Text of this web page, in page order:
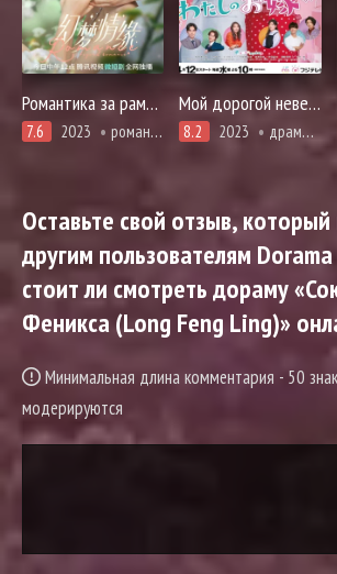
Романтика за рамками романтики
7.6 2023 романтика
Мой дорогой невестка-кун
8.2 2023 драма, адаптация манги, комедия, романтика
Оставьте свой отзыв,
другим пользователям
стоит ли смотреть дораму
Феникса (Long Feng Ling)»
Минимальная длина комментария - 50
модерируются